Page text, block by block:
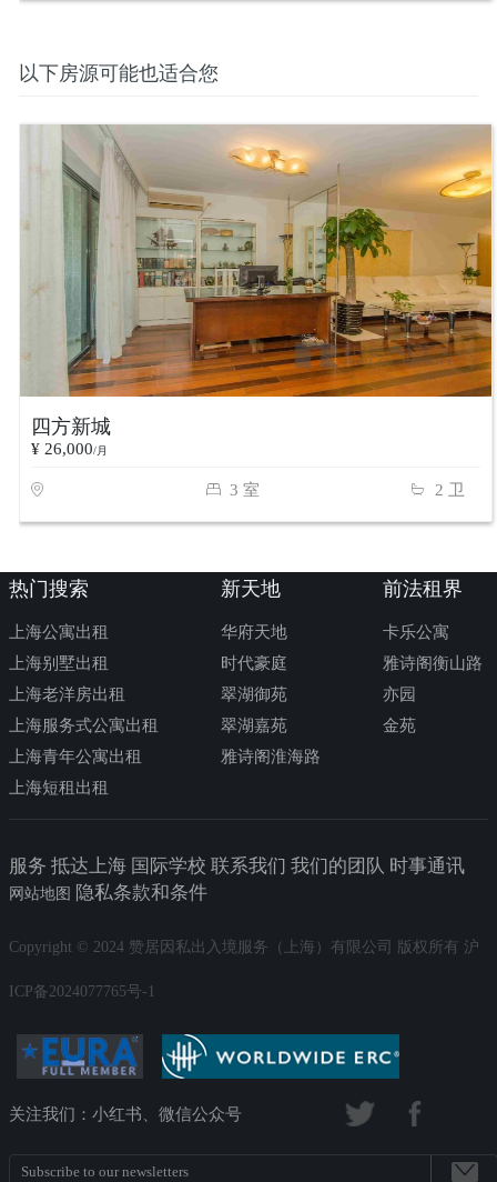
以下房源可能也适合您
四方新城
¥ 26,000/月
3 室 2 卫
热门搜索
上海公寓出租
上海别墅出租
上海老洋房出租
上海服务式公寓出租
上海青年公寓出租
上海短租出租
新天地
华府天地
时代豪庭
翠湖御苑
翠湖嘉苑
雅诗阁淮海路
前法租界
卡乐公寓
雅诗阁衡山路
亦园
金苑
服务 抵达上海 国际学校 联系我们 我们的团队 时事通讯
网站地图 隐私条款和条件
Copyright © 2024 赞居因私出入境服务（上海）有限公司 版权所有 沪
ICP备2024077765号-1
关注我们：小红书、微信公众号